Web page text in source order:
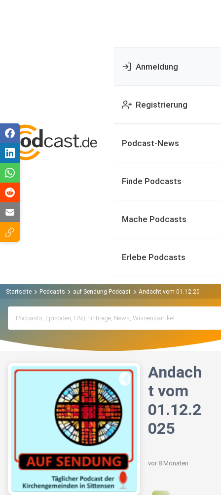
Anmeldung
Registrierung
Podcast-News
Finde Podcasts
Mache Podcasts
Erlebe Podcasts
Startseite Podcasts auf Sendung Podcast Andacht vom 01.12.2025
Andach
t vom
01.12.2
025
vor 8 Monaten